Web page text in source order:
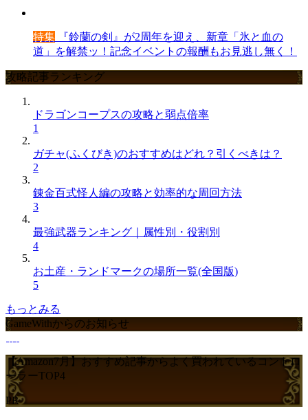
特集 『鈴蘭の剣』が2周年を迎え、新章「氷と血の
道」を解禁ッ！記念イベントの報酬もお見逃し無く！
攻略記事ランキング
ドラゴンコープスの攻略と弱点倍率
1
ガチャ(ふくびき)のおすすめはどれ？引くべきは？
2
錬金百式怪人編の攻略と効率的な周回方法
3
最強武器ランキング｜属性別・役割別
4
お土産・ランドマークの場所一覧(全国版)
5
もっとみる
GameWithからのお知らせ
【Amazon7月】おすすめ記事からよく買われているコントロ
ーラーTOP4
PR